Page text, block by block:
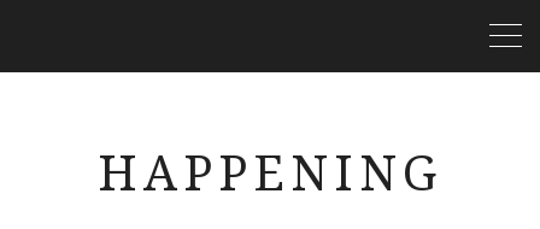
HAPPENING